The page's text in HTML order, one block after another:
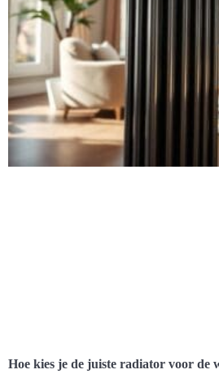
Hoe kies je de juiste radiator voor de